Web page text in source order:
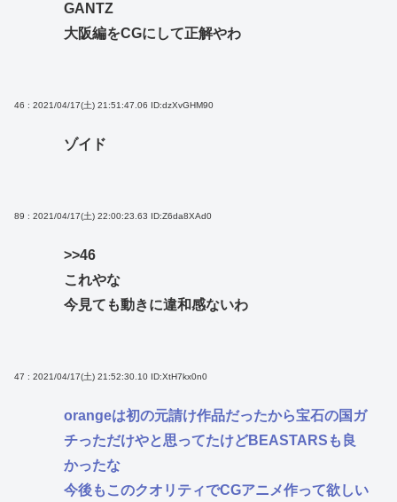
GANTZ
大阪編をCGにして正解やわ
46 : 2021/04/17(土) 21:51:47.06 ID:dzXvGHM90
ゾイド
89 : 2021/04/17(土) 22:00:23.63 ID:Z6da8XAd0
>>46
これやな
今見ても動きに違和感ないわ
47 : 2021/04/17(土) 21:52:30.10 ID:XtH7kx0n0
orangeは初の元請け作品だったから宝石の国ガ
チっただけやと思ってたけどBEASTARSも良
かったな
今後もこのクオリティでCGアニメ作って欲しい